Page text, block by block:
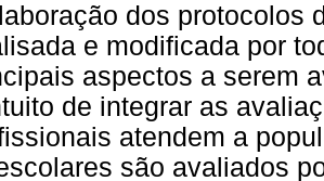
dos protocolos
e modificada por
aspectos a serem
de integrar as
atendem a
são avaliados